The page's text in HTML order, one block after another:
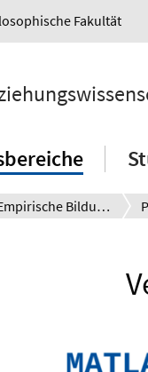
Fakultät
Empirische Bildungsforschung